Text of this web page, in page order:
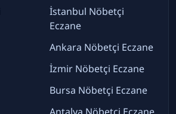
İstanbul Nöbetçi
Eczane
Ankara Nöbetçi Eczane
İzmir Nöbetçi Eczane
Bursa Nöbetçi Eczane